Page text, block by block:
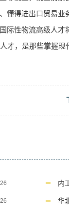
懂得进出口贸易
际性物流高级人
才，是那些掌握
内
华